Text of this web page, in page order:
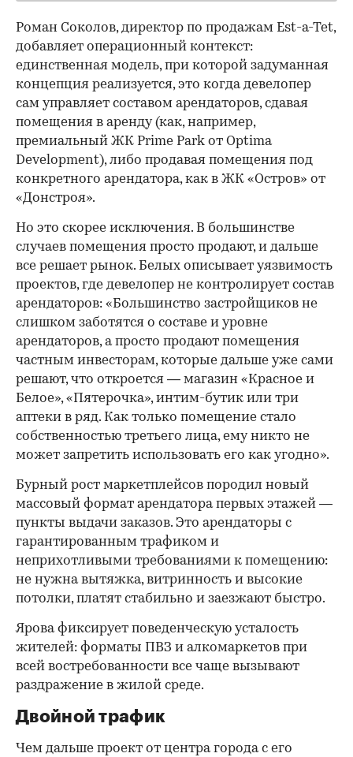
Роман Соколов, директор по продажам Est-a-Tet,
добавляет операционный контекст:
единственная модель, при которой задуманная
концепция реализуется, это когда девелопер
сам управляет составом арендаторов, сдавая
помещения в аренду (как, например,
премиальный ЖК Prime Park от Optima
Development), либо продавая помещения под
конкретного арендатора, как в ЖК «Остров» от
«Донстроя».
Но это скорее исключения. В большинстве
случаев помещения просто продают, и дальше
все решает рынок. Белых описывает уязвимость
проектов, где девелопер не контролирует состав
арендаторов: «Большинство застройщиков не
слишком заботятся о составе и уровне
арендаторов, а просто продают помещения
частным инвесторам, которые дальше уже сами
решают, что откроется — магазин «Красное и
Белое», «Пятерочка», интим-бутик или три
аптеки в ряд. Как только помещение стало
собственностью третьего лица, ему никто не
может запретить использовать его как угодно».
Бурный рост маркетплейсов породил новый
массовый формат арендатора первых этажей —
пункты выдачи заказов. Это арендаторы с
гарантированным трафиком и
неприхотливыми требованиями к помещению:
не нужна вытяжка, витринность и высокие
потолки, платят стабильно и заезжают быстро.
Ярова фиксирует поведенческую усталость
жителей: форматы ПВЗ и алкомаркетов при
всей востребованности все чаще вызывают
раздражение в жилой среде.
Двойной трафик
Чем дальше проект от центра города с его